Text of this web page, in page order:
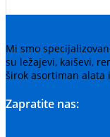
Mi smo
su ležajevi, kaiševi,
širok asortiman alata
Zapratite nas: